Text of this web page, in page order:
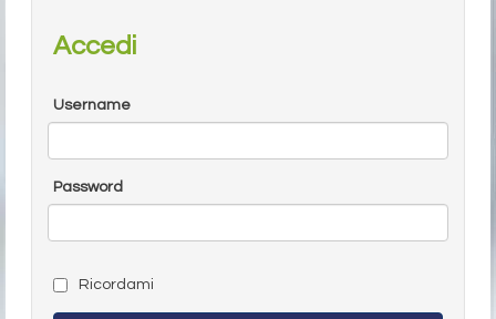
Accedi
Username
Password
Ricordami